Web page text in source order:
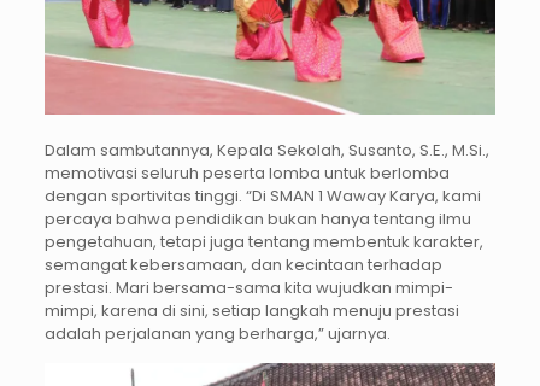
Dalam sambutannya, Kepala Sekolah, Susanto, S.E., M.Si.,
memotivasi seluruh peserta lomba untuk berlomba
dengan sportivitas tinggi. “Di SMAN 1 Waway Karya, kami
percaya bahwa pendidikan bukan hanya tentang ilmu
pengetahuan, tetapi juga tentang membentuk karakter,
semangat kebersamaan, dan kecintaan terhadap
prestasi. Mari bersama-sama kita wujudkan mimpi-
mimpi, karena di sini, setiap langkah menuju prestasi
adalah perjalanan yang berharga,” ujarnya.